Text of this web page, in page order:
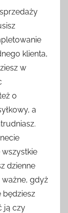
klienta,
w
o
a
dzienne
gdyż
będziesz
ją czy